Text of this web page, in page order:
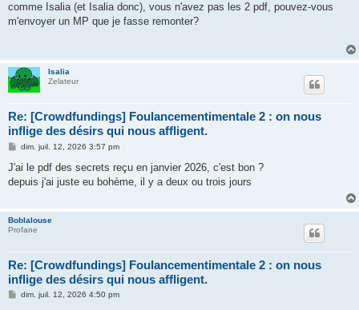
comme Isalia (et Isalia donc), vous n'avez pas les 2 pdf, pouvez-vous
m'envoyer un MP que je fasse remonter?
Isalia
Zelateur
Re: [Crowdfundings] Foulancementimentale 2 : on nous
inflige des désirs qui nous affligent.
M
s
a
dim. juil. 12, 2026 3:57 pm
J'ai le pdf des secrets reçu en janvier 2026, c'est bon ?
depuis j'ai juste eu bohème, il y a deux ou trois jours
Boblalouse
Profane
Re: [Crowdfundings] Foulancementimentale 2 : on nous
inflige des désirs qui nous affligent.
Mdim. juil. 12, 2026 4:50 pm